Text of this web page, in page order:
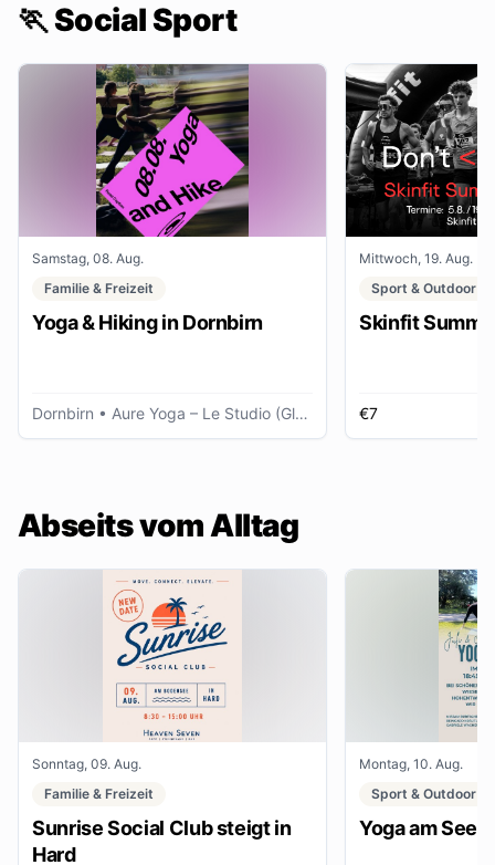
🏃 Social Sport
Samstag, 08. Aug.
Familie & Freizeit
Yoga & Hiking in Dornbirn
Dornbirn • Aure Yoga – Le Studio (Glöggele Haus)
Mittwoch, 19. Aug.
Sport & Outdoor
Skinfit
€7
Abseits vom Alltag
Sonntag, 09. Aug.
Familie & Freizeit
Sunrise Social Club steigt in
Hard
Montag, 10. Aug.
Sport & Outdoor
Yoga am See